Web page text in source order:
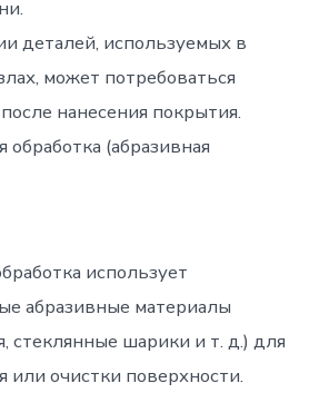
деталей, используемых в
может потребоваться
нанесения покрытия.
обработка (абразивная
использует
абразивные материалы
стеклянные шарики и т. д.) для
или очистки поверхности.